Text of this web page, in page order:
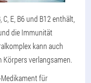
E, B6 und B12 enthält,
die Immunität
kann auch
verlangsamen.
für